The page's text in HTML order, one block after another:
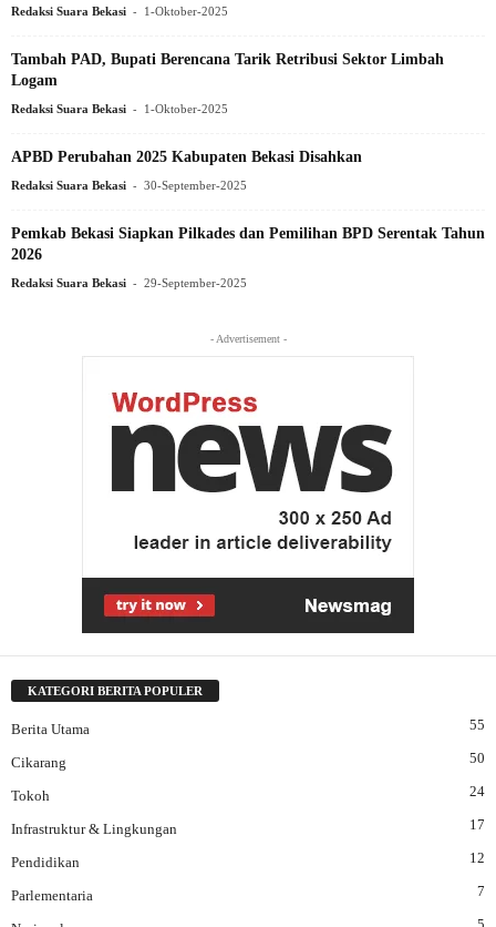
Redaksi Suara Bekasi - 1-Oktober-2025
Tambah PAD, Bupati Berencana Tarik Retribusi Sektor Limbah
Logam
Redaksi Suara Bekasi - 1-Oktober-2025
APBD Perubahan 2025 Kabupaten Bekasi Disahkan
Redaksi Suara Bekasi - 30-September-2025
Pemkab Bekasi Siapkan Pilkades dan Pemilihan BPD Serentak Tahun
2026
Redaksi Suara Bekasi - 29-September-2025
- Advertisement -
KATEGORI BERITA POPULER
Berita Utama 55
Cikarang 50
Tokoh 24
Infrastruktur & Lingkungan 17
Pendidikan 12
Parlementaria 7